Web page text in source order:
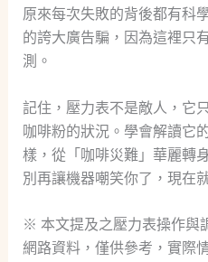
原來每次失敗的背後都有科
的誇大廣告騙，因為這裡只
測。
記住，壓力表不是敵人，它
咖啡粉的狀況。學會解讀它
樣，從「咖啡災難」華麗轉
別再讓機器嘲笑你了，現在
※ 本文提及之壓力表操作與
網路資料，僅供參考，實際